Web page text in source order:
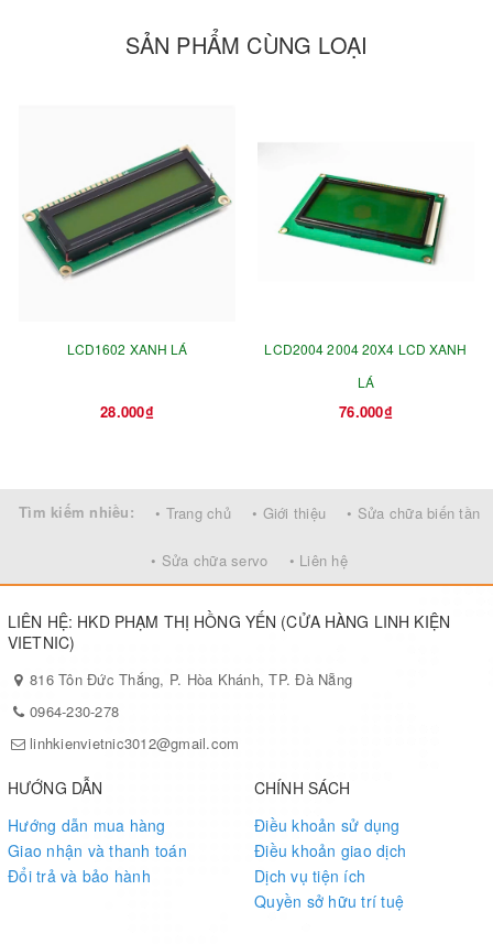
SẢN PHẨM CÙNG LOẠI
LCD1602 XANH LÁ
28.000₫
LCD2004 2004 20X4 LCD XANH
LÁ
76.000₫
Tìm kiếm nhiều: • Trang chủ • Giới thiệu • Sửa chữa biến tần
• Sửa chữa servo • Liên hệ
LIÊN HỆ: HKD PHẠM THỊ HỒNG YẾN (CỬA HÀNG LINH KIỆN
VIETNIC)
816 Tôn Đức Thắng, P. Hòa Khánh, TP. Đà Nẵng
0964-230-278
linhkienvietnic3012@gmail.com
HƯỚNG DẪN
Hướng dẫn mua hàng
Giao nhận và thanh toán
Đổi trả và bảo hành
CHÍNH SÁCH
Điều khoản sử dụng
Điều khoản giao dịch
Dịch vụ tiện ích
Quyền sở hữu trí tuệ